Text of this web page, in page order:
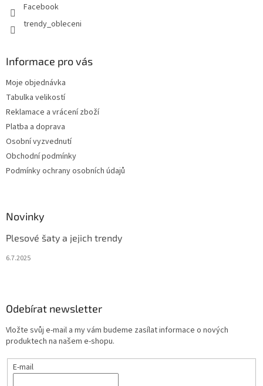
Facebook
trendy_obleceni
Informace pro vás
Moje objednávka
Tabulka velikostí
Reklamace a vrácení zboží
Platba a doprava
Osobní vyzvednutí
Obchodní podmínky
Podmínky ochrany osobních údajů
Novinky
Plesové šaty a jejich trendy
6.7.2025
Odebírat newsletter
Vložte svůj e-mail a my vám budeme zasílat informace o nových
produktech na našem e-shopu.
E-mail